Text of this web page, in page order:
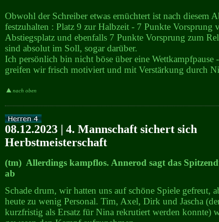
Obwohl der Schreiber etwas ernüchtert ist nach diesem
festzuhalten : Platz 9 zur Halbzeit - 7 Punkte Vorsprung
Abstiegsplatz und ebenfalls 7 Punkte Vorsprung zum
sind absolut im Soll, sogar darüber.
Ich persönlich bin nicht böse über eine Wettkampfpause -
greifen wir frisch motiviert und mit Verstärkung durch
nach oben
08.12.2023 | 4. Mannschaft sichert sich
Herbstmeisterschaft
(tm) Allerdings kampflos. Annerod sagt das
ab
Schade drum, wir hatten uns auf schöne Spiele gefreut,
heute zu wenig Personal. Tim, Axel, Dirk und Jascha
kurzfristig als Ersatz für Nina rekrutiert werden konnte)